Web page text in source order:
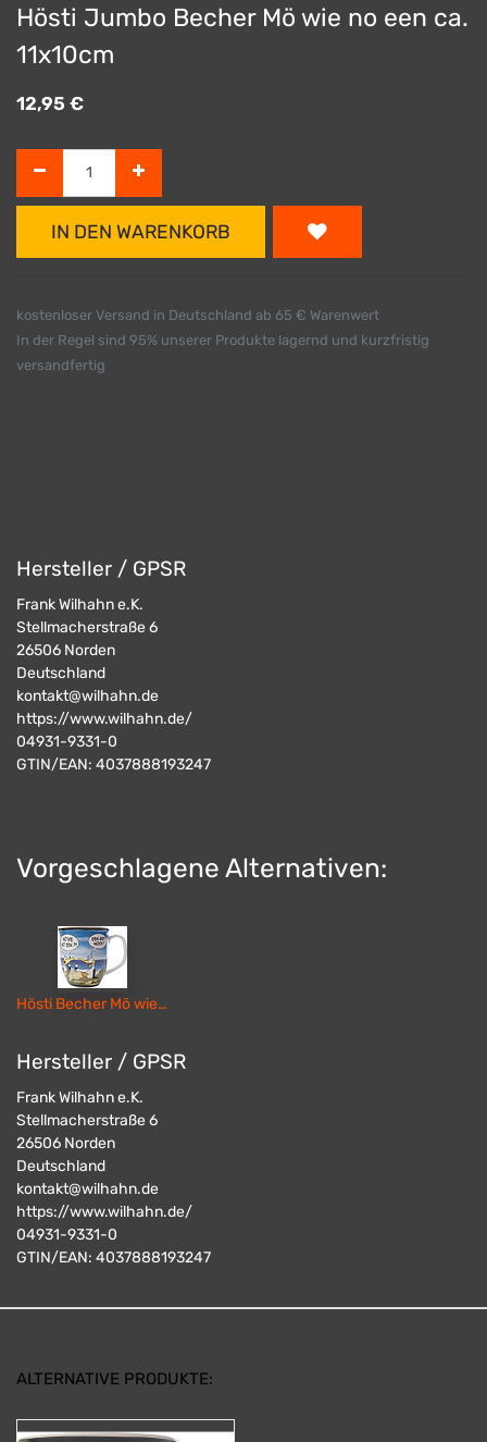
Hösti Jumbo Becher Mö wie no een ca.
11x10cm
12,95 €
IN DEN WARENKORB
kostenloser Versand in Deutschland ab 65 € Warenwert
In der Regel sind 95% unserer Produkte lagernd und kurzfristig
versandfertig
Hersteller / GPSR
Frank Wilhahn e.K.
Stellmacherstraße 6
26506 Norden
Deutschland
kontakt@wilhahn.de
https://www.wilhahn.de/
04931-9331-0
GTIN/EAN: 4037888193247
Vorgeschlagene Alternativen:
Hösti Becher Mö wie no een 10x9cm Porzellan
Hersteller / GPSR
Frank Wilhahn e.K.
Stellmacherstraße 6
26506 Norden
Deutschland
kontakt@wilhahn.de
https://www.wilhahn.de/
04931-9331-0
GTIN/EAN: 4037888193247
ALTERNATIVE PRODUKTE: